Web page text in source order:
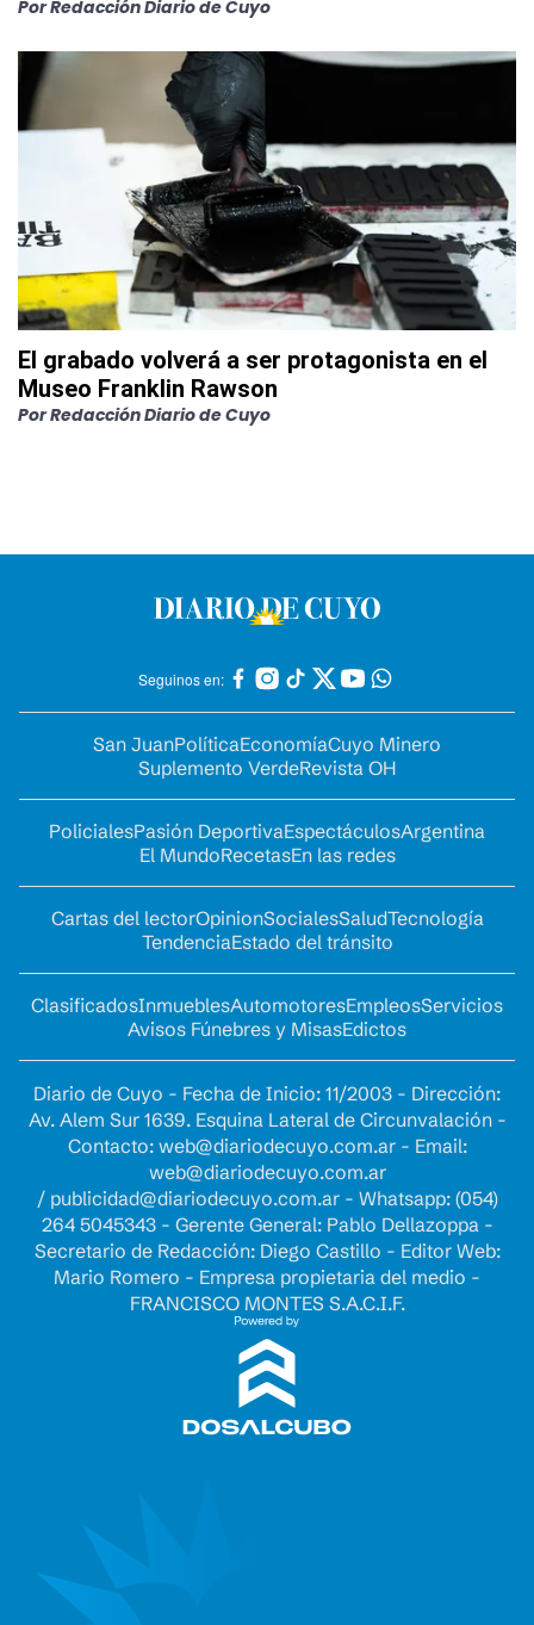
PorRedacción Diario de Cuyo
El grabado volverá a ser protagonista en el
Museo Franklin Rawson
PorRedacción Diario de Cuyo
Seguinos en:
San JuanPolíticaEconomíaCuyo Minero
Suplemento VerdeRevista OH
PolicialesPasión DeportivaEspectáculosArgentina
El MundoRecetasEn las redes
Cartas del lectorOpinionSocialesSaludTecnología
TendenciaEstado del tránsito
ClasificadosInmueblesAutomotoresEmpleosServicios
Avisos Fúnebres y MisasEdictos
Diario de Cuyo - Fecha de Inicio: 11/2003 - Dirección:
Av. Alem Sur 1639. Esquina Lateral de Circunvalación -
Contacto: web@diariodecuyo.com.ar- Email:
web@diariodecuyo.com.ar
/ publicidad@diariodecuyo.com.ar- Whatsapp: (054)
264 5045343 - Gerente General: Pablo Dellazoppa -
Secretario de Redacción: Diego Castillo - Editor Web:
Mario Romero - Empresa propietaria del medio -
FRANCISCO MONTES S.A.C.I.F.